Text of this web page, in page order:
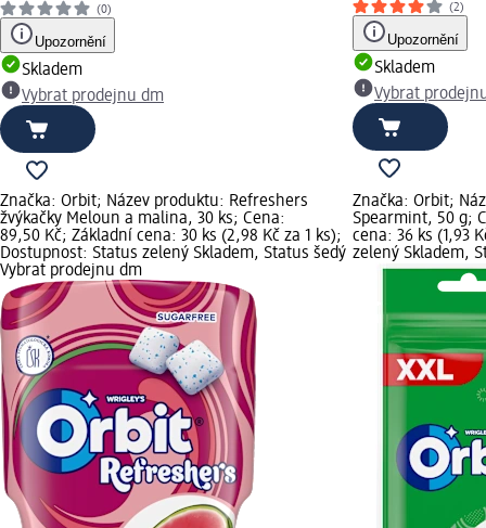
(0)
Upozornění
Skladem
Vybrat prodejnu dm
(2)
Upozornění
Skladem
Vybrat
Značka: Orbit; Název produktu: Refreshers
žvýkačky Meloun a malina, 30 ks; Cena:
89,50 Kč; Základní cena: 30 ks (2,98 Kč za 1 ks);
Dostupnost: Status zelený Skladem, Status šedý
Vybrat prodejnu dm
Značka: Orbit;
Spearmint, 50 g;
cena: 36 ks (1,93
zelený Skladem,